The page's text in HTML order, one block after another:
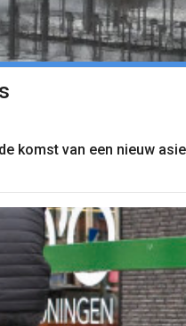
komst van een nieuw